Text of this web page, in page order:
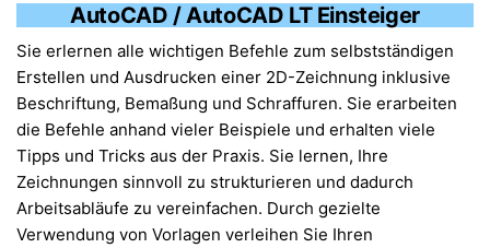
AutoCAD / AutoCAD LT Einsteiger
Sie erlernen alle wichtigen Befehle zum selbstständigen
Erstellen und Ausdrucken einer 2D-Zeichnung inklusive
Beschriftung, Bemaßung und Schraffuren. Sie erarbeiten
die Befehle anhand vieler Beispiele und erhalten viele
Tipps und Tricks aus der Praxis. Sie lernen, Ihre
Zeichnungen sinnvoll zu strukturieren und dadurch
Arbeitsabläufe zu vereinfachen. Durch gezielte
Verwendung von Vorlagen verleihen Sie Ihren